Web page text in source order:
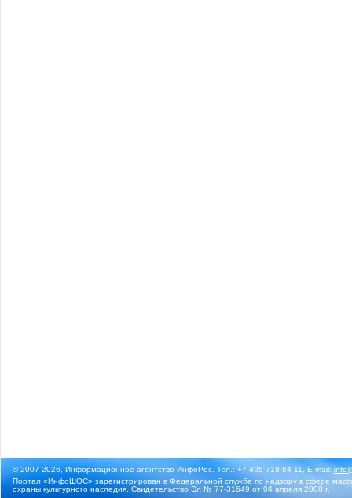
© 2007-2026, Информационное агентство ИнфоРос. Тел.: +7 495 718-84-11, E-mail:
Портал «ИнфоШОС» зарегистрирован в Федеральной службе по надзору в сфере
охраны культурного наследия. Свидетельство Эл № 77-31649 от 04 апреля 2008 г.